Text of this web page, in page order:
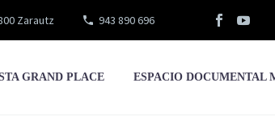
Zarautz 943 890 696
GRAND PLACE ESPACIO DOCUMENTAL